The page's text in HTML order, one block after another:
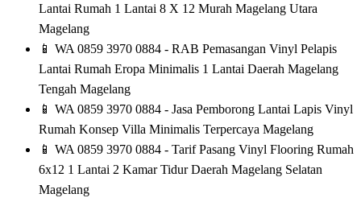
Lantai Rumah 1 Lantai 8 X 12 Murah Magelang Utara
Magelang
📱 WA 0859 3970 0884 - RAB Pemasangan Vinyl Pelapis
Lantai Rumah Eropa Minimalis 1 Lantai Daerah Magelang
Tengah Magelang
📱 WA 0859 3970 0884 - Jasa Pemborong Lantai Lapis Vinyl
Rumah Konsep Villa Minimalis Terpercaya Magelang
📱 WA 0859 3970 0884 - Tarif Pasang Vinyl Flooring Rumah
6x12 1 Lantai 2 Kamar Tidur Daerah Magelang Selatan
Magelang